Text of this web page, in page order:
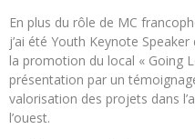
En plus du rôle de MC
j’ai été Youth Keynote
la promotion du local « Going
présentation par un
valorisation des projets dans
l’ouest.